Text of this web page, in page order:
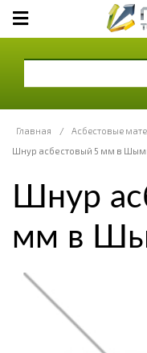
Главная / Асбестовые
Шнур асбестовый 5 мм в
Шнур
мм в